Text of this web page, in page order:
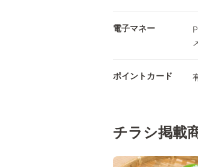
電子マネー
ポイントカード
チラシ掲載